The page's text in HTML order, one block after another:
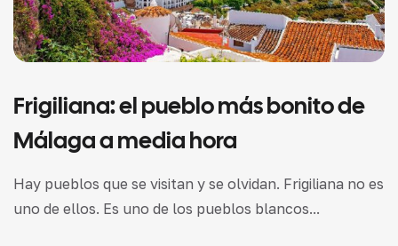
Frigiliana: el pueblo más bonito de
Málaga a media hora
Hay pueblos que se visitan y se olvidan. Frigiliana no es
uno de ellos. Es uno de los pueblos blancos...